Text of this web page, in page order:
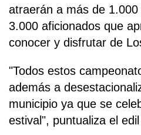
atraerán a más de
3.000 aficionados que
conocer y disfrutar de
"Todos estos
además a
municipio ya que se
estival", puntualiza el